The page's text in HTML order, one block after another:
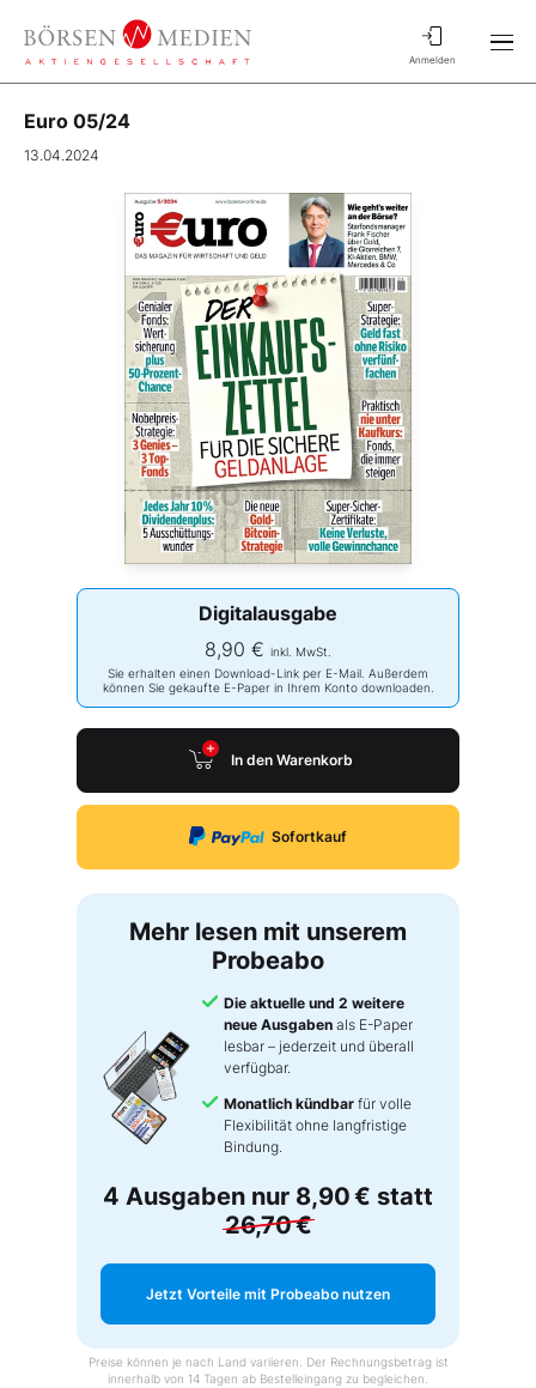
Anmelden
Euro 05/24
13.04.2024
Digitalausgabe
8,90 € inkl. MwSt.
Sie erhalten einen Download-Link per E-Mail. Außerdem
können Sie gekaufte E-Paper in Ihrem Konto downloaden.
In den Warenkorb
Sofortkauf
Mehr lesen mit unserem
Probeabo
Die aktuelle und 2 weitere
neue Ausgaben als E-Paper
lesbar – jederzeit und überall
verfügbar.
Monatlich kündbar für volle
Flexibilität ohne langfristige
Bindung.
4 Ausgaben nur 8,90 € statt
26,70 €
Jetzt Vorteile mit Probeabo nutzen
Preise können je nach Land variieren. Der Rechnungsbetrag ist
innerhalb von 14 Tagen ab Bestelleingang zu begleichen.